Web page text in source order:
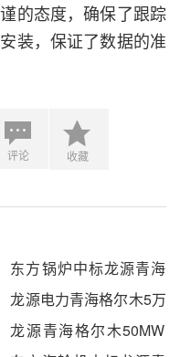
的态度，确保了跟踪
装，保证了数据的准
评论 收藏
东方锅炉中标龙源青海
格尔木5万千瓦熔盐储能
项目蒸汽发生器设备
龙源电力青海格尔木5万
千瓦熔盐储能工程场区
PC总承包招标
龙源青海格尔木50MW
熔盐储能工程汽轮发电